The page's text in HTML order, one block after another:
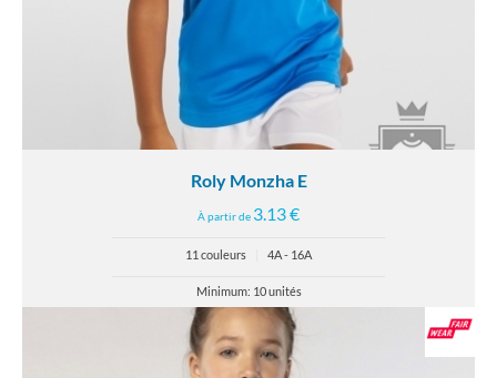
Roly Monzha E
À partir de 3.13 €
11 couleurs 4A - 16A
Minimum: 10 unités